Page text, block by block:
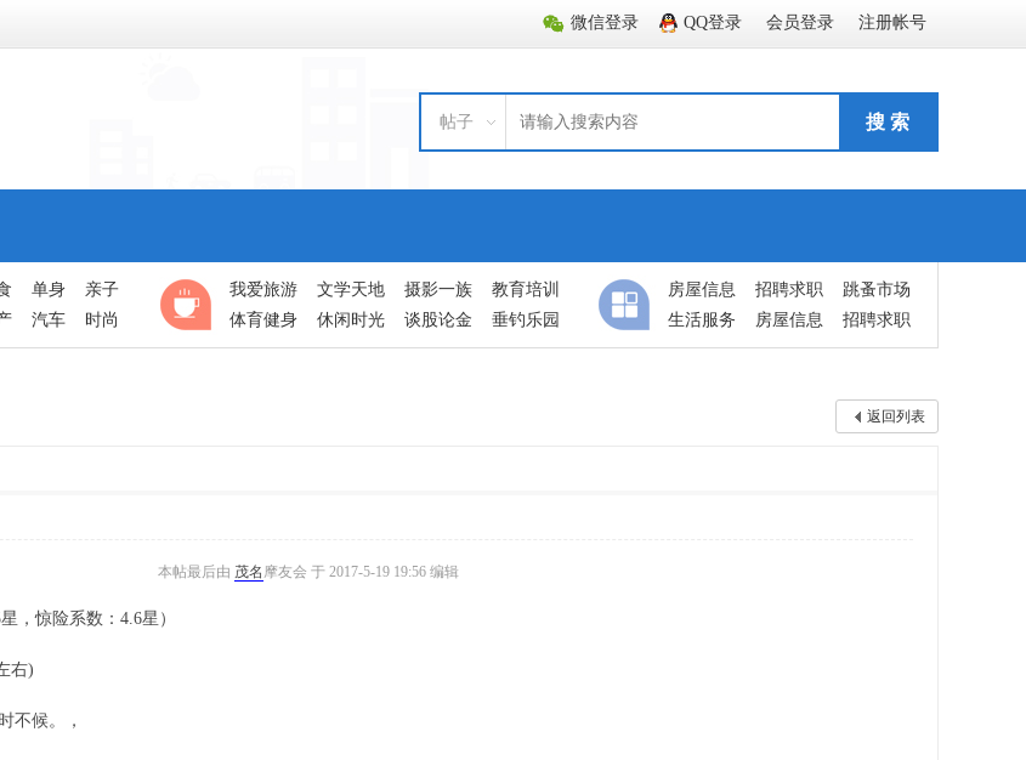
微信登录 QQ登录 会员登录 注册帐号
帖子 搜 索
单身
亲子
汽车 时尚
我爱旅游 文学天地 摄影一族
教育培训
体育健身
休闲时光 谈股论金 垂钓乐园
房屋信息 招聘求职
跳蚤市场
生活服务
房屋信息 招聘求职
返回列表
本帖最后由 茂名 摩友会 于 2017-5-19 19:56 编辑
，惊险系数：4.6星）
右)
不候。，